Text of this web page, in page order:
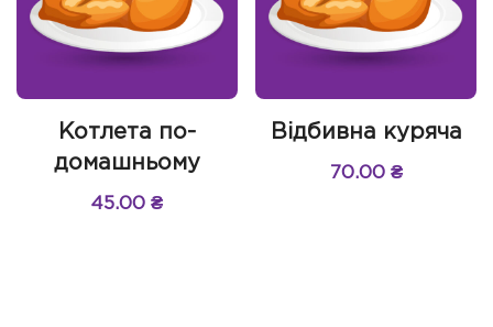
Котлета по-
домашньому
45.00₴
Відбивна куряча
70.00 ₴